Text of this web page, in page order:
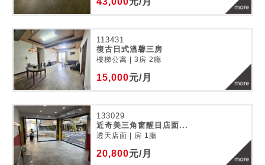
113431
復古日式溫馨三房
樓梯公寓 | 3房 2廳
15,000元/月
133029
近奇美三角窗醒目店面...
透天店面 | 房 1廳
20,800元/月